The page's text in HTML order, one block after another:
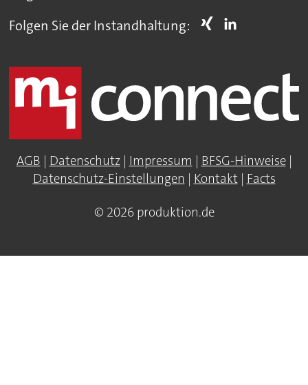
Folgen Sie der Instandhaltung:
AGB | Datenschutz| Impressum | BFSG-Hinweise|
Datenschutz-Einstellungen | Kontakt| Facts
© 2026 produktion.de